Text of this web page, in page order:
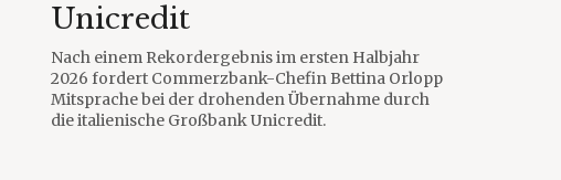
Unicredit
Nach einem Rekordergebnis im ersten Halbjahr
2026 fordert Commerzbank-Chefin Bettina Orlopp
Mitsprache bei der drohenden Übernahme durch
die italienische Großbank Unicredit.